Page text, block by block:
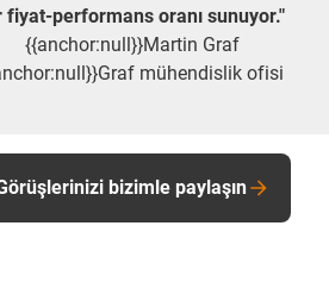
fiyat-performans oranı sunuyor."
{{anchor:null}}Martin Graf
mühendislik ofisi
bizimle paylaşın